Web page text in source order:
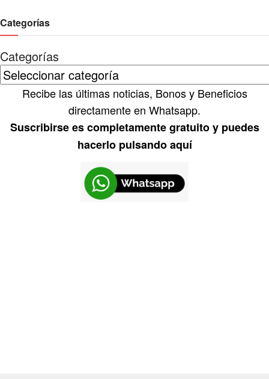
Categorías
Categorías
Recibe las últimas noticias, Bonos y Beneficios
directamente en Whatsapp.
Suscribirse es completamente gratuito y puedes
hacerlo pulsando aquí